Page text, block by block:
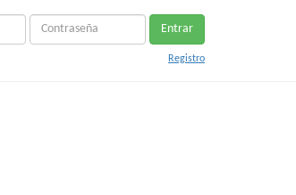
Entrar
Registro